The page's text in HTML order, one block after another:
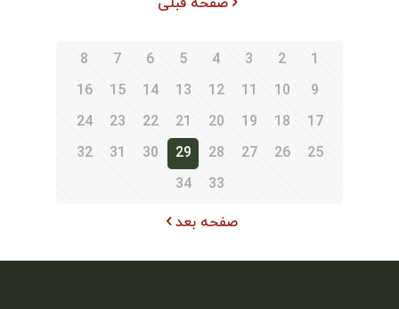
1
2
3
4
5
6
7
8
9
10
11
12
13
14
15
16
17
18
19
20
21
22
23
24
25
26
27
28
29
30
31
32
33
34
صفحه بعد